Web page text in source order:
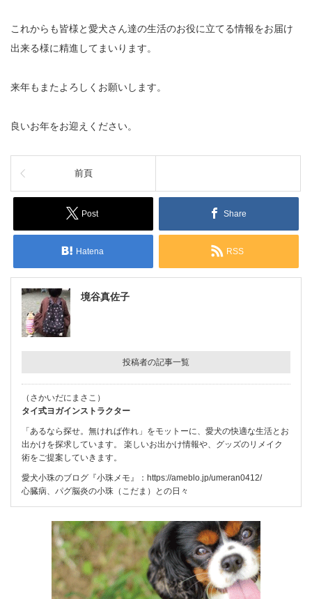
これからも皆様と愛犬さん達の生活のお役に立てる情報をお届け
出来る様に精進してまいります。
来年もまたよろしくお願いします。
良いお年をお迎えください。
前頁
Post Share
Hatena RSS
境谷真佐子
投稿者の記事一覧
（さかいだにまさこ）
タイ式ヨガインストラクター
「あるなら探せ。無ければ作れ」をモットーに、愛犬の快適な生活とお
出かけを探求しています。 楽しいお出かけ情報や、グッズのリメイク
術をご提案していきます。
愛犬小珠のブログ『小珠メモ』： https://ameblo.jp/umeran0412/
心臓病、パグ脳炎の小珠（こだま）との日々